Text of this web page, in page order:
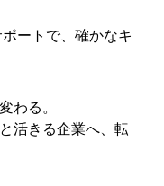
ートで、 確かなキ
わる。
活きる企業へ、転